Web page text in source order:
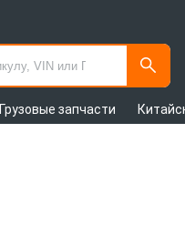
Грузовые запчасти